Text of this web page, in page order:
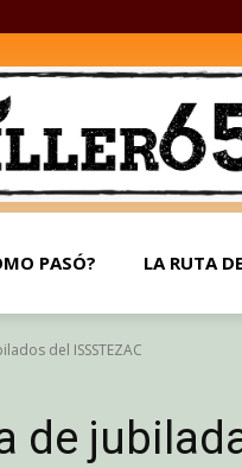
PASÓ? LA RUTA
del ISSSTEZAC
de